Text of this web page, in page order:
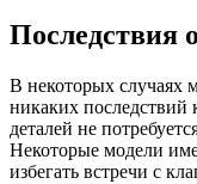
Последствия
В некоторых случаях
никаких
деталей не
Некоторые модели
избегать встречи с